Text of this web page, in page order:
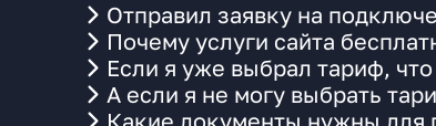
Отправил заявку на
Почему услуги сайта
Если я уже выбрал тариф,
А если я не могу выбрать
Какие документы нужны для